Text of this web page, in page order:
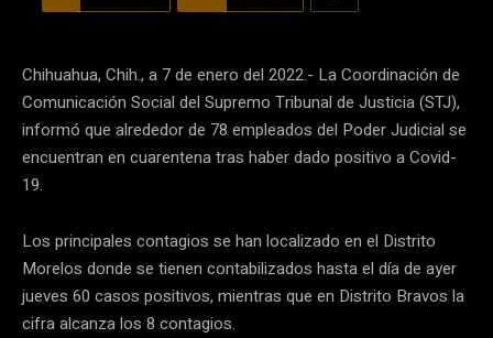
Chihuahua, Chih., a 7 de enero del 2022.- La Coordinación de
Comunicación Social del Supremo Tribunal de Justicia (STJ),
informó que alrededor de 78 empleados del Poder Judicial se
encuentran en cuarentena tras haber dado positivo a Covid-
19.
Los principales contagios se han localizado en el Distrito
Morelos donde se tienen contabilizados hasta el día de ayer
jueves 60 casos positivos, mientras que en Distrito Bravos la
cifra alcanza los 8 contagios.